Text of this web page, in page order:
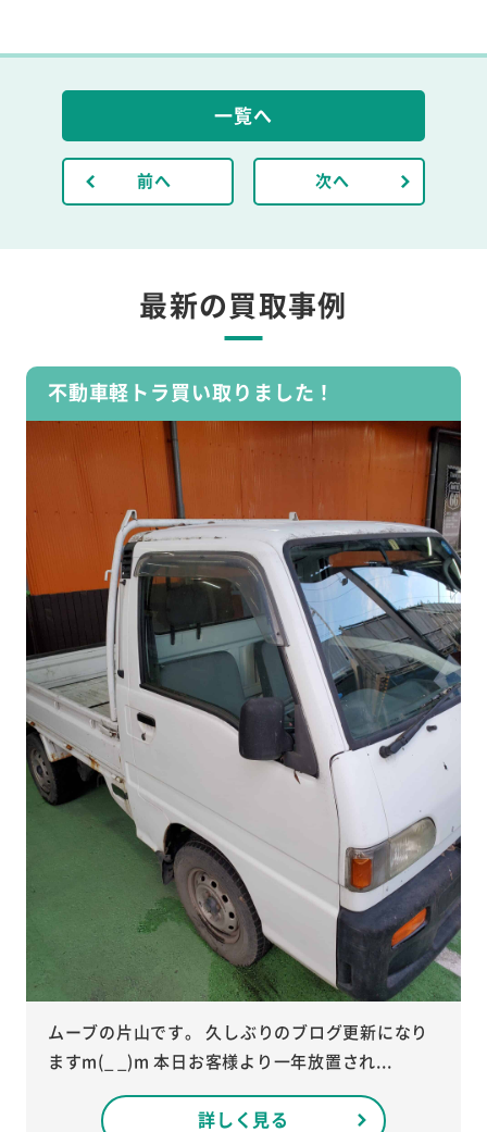
前へ
一覧へ
次へ
最新の買取事例
不動車軽トラ買い取りました！
ムーブの片山です。 久しぶりのブログ更新になり
ますm(_ _)m 本日お客様より一年放置され...
詳しく見る